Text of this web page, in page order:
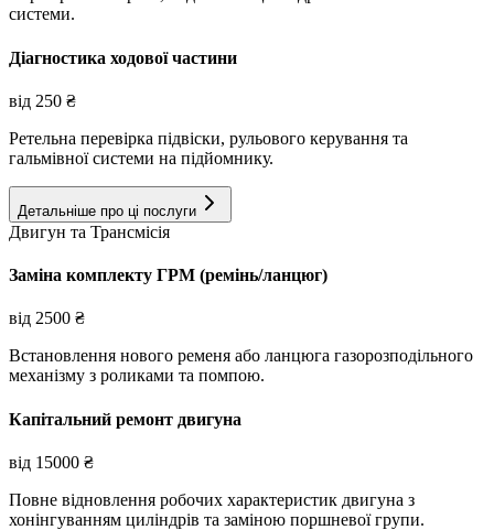
системи.
Діагностика ходової частини
від 250 ₴
Ретельна перевірка підвіски, рульового керування та
гальмівної системи на підйомнику.
Детальніше про ці послуги
Двигун та Трансмісія
Заміна комплекту ГРМ (ремінь/ланцюг)
від 2500 ₴
Встановлення нового ременя або ланцюга газорозподільного
механізму з роликами та помпою.
Капітальний ремонт двигуна
від 15000 ₴
Повне відновлення робочих характеристик двигуна з
хонінгуванням циліндрів та заміною поршневої групи.